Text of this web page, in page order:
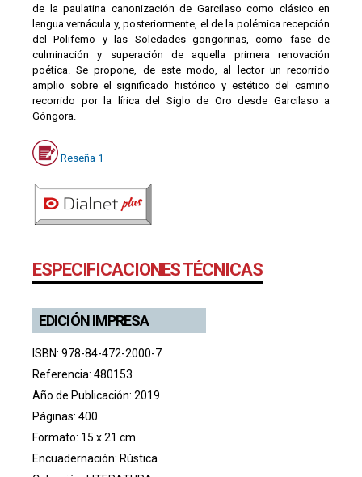
de la paulatina canonización de Garcilaso como clásico en
lengua vernácula y, posteriormente, el de la polémica recepción
del Polifemo y las Soledades gongorinas, como fase de
culminación y superación de aquella primera renovación
poética. Se propone, de este modo, al lector un recorrido
amplio sobre el significado histórico y estético del camino
recorrido por la lírica del Siglo de Oro desde Garcilaso a
Góngora.
Reseña 1
ESPECIFICACIONES TÉCNICAS
EDICIÓN IMPRESA
ISBN: 978-84-472-2000-7
Referencia: 480153
Año de Publicación: 2019
Páginas: 400
Formato: 15 x 21 cm
Encuadernación: Rústica